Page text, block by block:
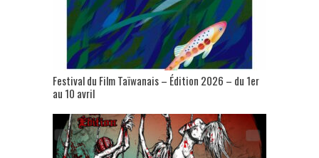
Festival du Film Taïwanais – Édition 2026 – du 1er
au 10 avril